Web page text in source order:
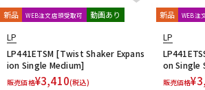
新品 WEB注文店頭受取可 動画あり
LP
LP441ETSM [Twist Shaker Expans
ion Single Medium]
販売価格¥3,410(税込)
新品 WEB注
LP
on Single
販売価格¥